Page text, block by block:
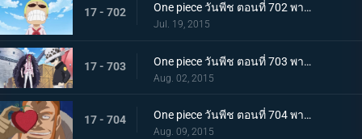
17 - 702 One piece วันพีช ตอนที่ 702 พากย์ไทย เผ่ามังกรฟ้า! อดีตที่ยิ่งใหญ่ของดอฟฟี่!
Jul. 19, 2015
17 - 703 One piece วันพีช ตอนที่ 703 พากย์ไทย เส้นทางที่ยากลำบาก! การเดินทางเพื่อชีวิตของลอว์และโคราซอน!
Aug. 02, 2015
17 - 704 One piece วันพีช ตอนที่ 704 พากย์ไทย เวลาเหลือน้อยแล้ว! ชิงผล โอเปะ โอเปะ มาให้ได้!
Aug. 09, 2015